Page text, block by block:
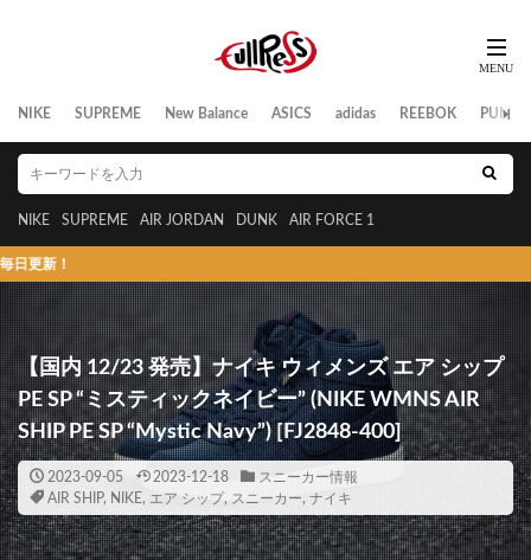
NIKE SUPREME New Balance ASICS adidas REEBOK PUMA
NIKE SUPREME AIR JORDAN DUNK AIR FORCE 1
【国内 12/23 発売】ナイキ ウィメンズ エア シップ
PE SP “ミスティックネイビー” (NIKE WMNS AIR
SHIP PE SP “Mystic Navy”) [FJ2848-400]
2023-09-05 2023-12-18
スニーカー情報
AIR SHIP, NIKE, エア シップ, スニーカー, ナイキ